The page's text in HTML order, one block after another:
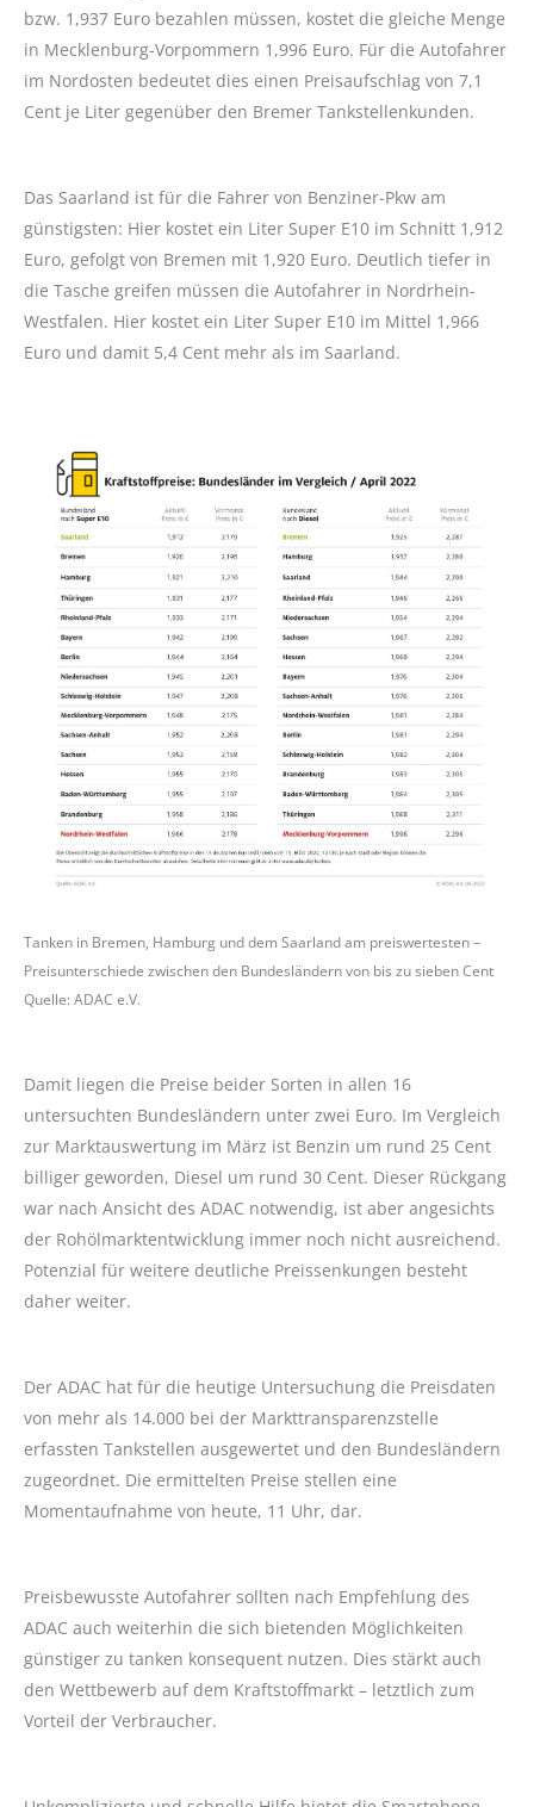
bzw. 1,937 Euro bezahlen müssen, kostet die gleiche Menge
in Mecklenburg-Vorpommern 1,996 Euro. Für die Autofahrer
im Nordosten bedeutet dies einen Preisaufschlag von 7,1
Cent je Liter gegenüber den Bremer Tankstellenkunden.
Das Saarland ist für die Fahrer von Benziner-Pkw am
günstigsten: Hier kostet ein Liter Super E10 im Schnitt 1,912
Euro, gefolgt von Bremen mit 1,920 Euro. Deutlich tiefer in
die Tasche greifen müssen die Autofahrer in Nordrhein-
Westfalen. Hier kostet ein Liter Super E10 im Mittel 1,966
Euro und damit 5,4 Cent mehr als im Saarland.
Tanken in Bremen, Hamburg und dem Saarland am preiswertesten –
Preisunterschiede zwischen den Bundesländern von bis zu sieben Cent
Quelle: ADAC e.V.
Damit liegen die Preise beider Sorten in allen 16
untersuchten Bundesländern unter zwei Euro. Im Vergleich
zur Marktauswertung im März ist Benzin um rund 25 Cent
billiger geworden, Diesel um rund 30 Cent. Dieser Rückgang
war nach Ansicht des ADAC notwendig, ist aber angesichts
der Rohölmarktentwicklung immer noch nicht ausreichend.
Potenzial für weitere deutliche Preissenkungen besteht
daher weiter.
Der ADAC hat für die heutige Untersuchung die Preisdaten
von mehr als 14.000 bei der Markttransparenzstelle
erfassten Tankstellen ausgewertet und den Bundesländern
zugeordnet. Die ermittelten Preise stellen eine
Momentaufnahme von heute, 11 Uhr, dar.
Preisbewusste Autofahrer sollten nach Empfehlung des
ADAC auch weiterhin die sich bietenden Möglichkeiten
günstiger zu tanken konsequent nutzen. Dies stärkt auch
den Wettbewerb auf dem Kraftstoffmarkt – letztlich zum
Vorteil der Verbraucher.